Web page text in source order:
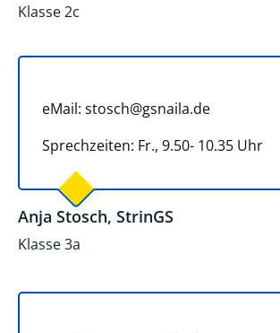
Klasse 2c
eMail: stosch@gsnaila.de
Sprechzeiten: Fr., 9.50- 10.35 Uhr
Anja Stosch, StrinGS
Klasse 3a